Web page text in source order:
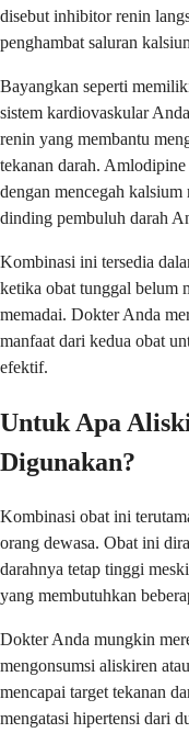
disebut inhibitor renin
penghambat saluran
Bayangkan seperti
sistem kardiovaskular
renin yang membantu
tekanan darah.
dengan mencegah
dinding pembuluh darah
Kombinasi ini tersedia
ketika obat tunggal belum
memadai. Dokter Anda
manfaat dari kedua obat
efektif.
Untuk Apa
Digunakan?
Kombinasi obat ini
orang dewasa. Obat ini
darahnya tetap tinggi
yang membutuhkan
Dokter Anda mungkin
mengonsumsi aliskiren
mencapai target tekanan
mengatasi hipertensi dari